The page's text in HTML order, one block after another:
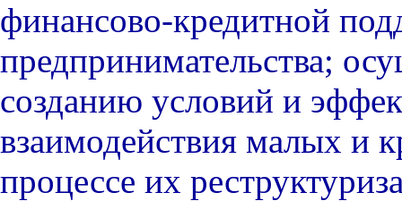
финансово-кредитной
предпринимательства;
созданию условий и
взаимодействия малых и
процессе их